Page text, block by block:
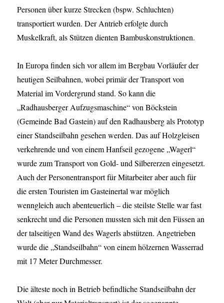
Personen über kurze Strecken (bspw. Schluchten)
transportiert wurden. Der Antrieb erfolgte durch
Muskelkraft, als Stützen dienten Bambuskonstruktionen.
In Europa finden sich vor allem im Bergbau Vorläufer der
heutigen Seilbahnen, wobei primär der Transport von
Material im Vordergrund stand. So kann die
„Radhausberger Aufzugsmaschine“ von Böckstein
(Gemeinde Bad Gastein) auf den Radhausberg als Prototyp
einer Standseilbahn gesehen werden. Das auf Holzgleisen
verkehrende und von einem Hanfseil gezogene „Wagerl“
wurde zum Transport von Gold- und Silbererzen eingesetzt.
Auch der Personentransport für Mitarbeiter aber auch für
die ersten Touristen im Gasteinertal war möglich
wenngleich auch abenteuerlich – die steilste Stelle war fast
senkrecht und die Personen mussten sich mit den Füssen an
der talseitigen Wand des Wagerls abstützen. Angetrieben
wurde die „Standseilbahn“ von einem hölzernen Wasserrad
mit 17 Meter Durchmesser.
Die älteste noch in Betrieb befindliche Standseilbahn der